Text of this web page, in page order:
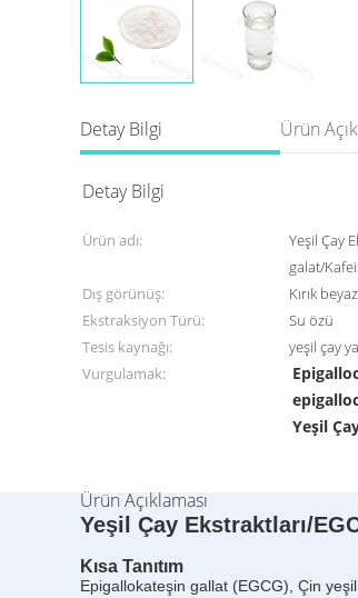
Detay Bilgi Ürün
Detay Bilgi
Ürün adı:
Yeşil Çay
galat/
Dış görünüş: Kırık
Ekstraksiyon Türü:
Su özü
Tesis kaynağı:
yeşil çay
Vurgulamak:
Yeşil
Ürün Açıklaması
Yeşil Çay Ekstraktları/
Kısa Tanıtım
Epigallokateşin gallat (EGCG), Çin